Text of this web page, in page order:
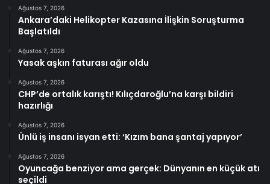
Ağustos 7, 2026
Ankara’daki Helikopter Kazasına İlişkin Soruşturma
Başlatıldı
Ağustos 7, 2026
Yasak aşkın faturası ağır oldu
Ağustos 7, 2026
CHP’de ortalık karıştı! Kılıçdaroğlu’na karşı bildiri
hazırlığı
Ağustos 7, 2026
Ünlü iş insanı isyan etti: ‘Kızım bana şantaj yapıyor’
Ağustos 7, 2026
Oyuncağa benziyor ama gerçek: Dünyanın en küçük atı
seçildi